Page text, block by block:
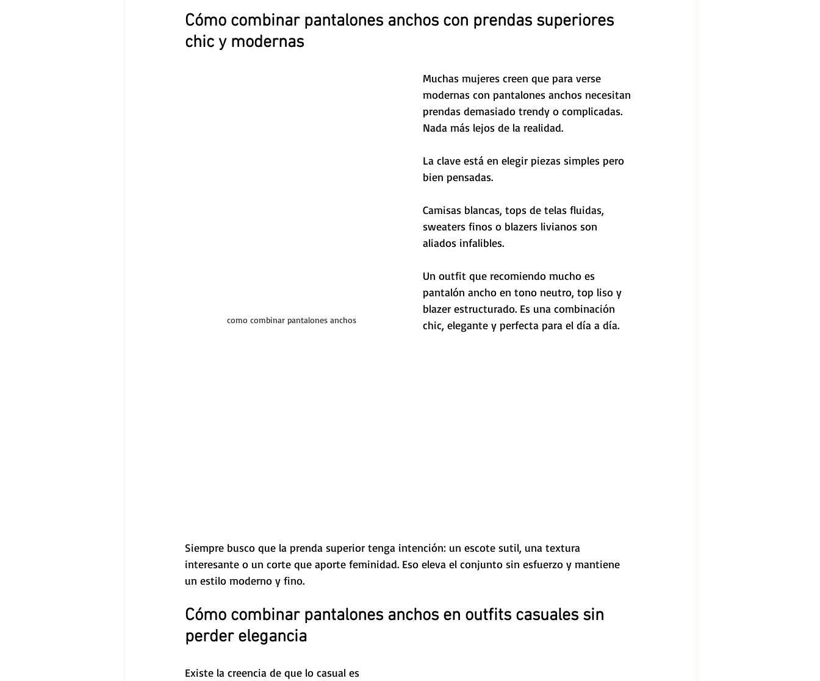
Cómo combinar pantalones anchos con prendas superiores
chic y modernas
como combinar pantalones anchos
Muchas mujeres creen que para verse
modernas con pantalones anchos necesitan
prendas demasiado trendy o complicadas.
Nada más lejos de la realidad.
La clave está en elegir piezas simples pero
bien pensadas.
Camisas blancas, tops de telas fluidas,
sweaters finos o blazers livianos son
aliados infalibles.
Un outfit que recomiendo mucho es
pantalón ancho en tono neutro, top liso y
blazer estructurado. Es una combinación
chic, elegante y perfecta para el día a día.
Siempre busco que la prenda superior tenga intención: un escote sutil, una textura
interesante o un corte que aporte feminidad. Eso eleva el conjunto sin esfuerzo y mantiene
un estilo moderno y fino.
Cómo combinar pantalones anchos en outfits casuales sin
perder elegancia
Existe la creencia de que lo casual es